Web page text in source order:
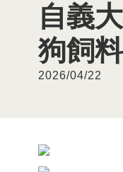
自義
狗飼
2026/04/22